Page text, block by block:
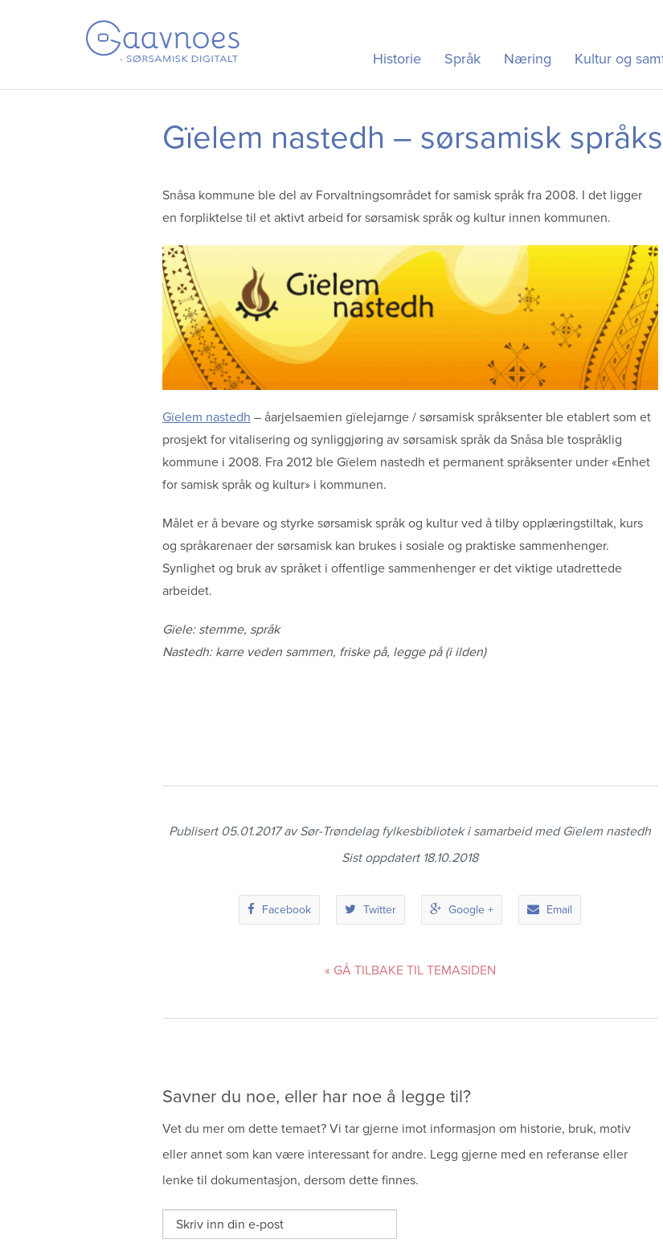
Gaavnoes
–
Sørsamisk
Digitalt
Historie Språk Næring Kultur og
Gïelem nastedh – sørsamisk
Snåsa kommune ble del av Forvaltningsområdet for samisk språk fra 2008. I det ligger
en forpliktelse til et aktivt arbeid for sørsamisk språk og kultur innen kommunen.
Gïelem nastedh – åarjelsaemien gïelejarnge / sørsamisk språksenter ble etablert som et
prosjekt for vitalisering og synliggjøring av sørsamisk språk da Snåsa ble tospråklig
kommune i 2008. Fra 2012 ble Gïelem nastedh et permanent språksenter under «Enhet
for samisk språk og kultur» i kommunen.
Målet er å bevare og styrke sørsamisk språk og kultur ved å tilby opplæringstiltak, kurs
og språkarenaer der sørsamisk kan brukes i sosiale og praktiske sammenhenger.
Synlighet og bruk av språket i offentlige sammenhenger er det viktige utadrettede
arbeidet.
Gïele: stemme, språk
Nastedh: karre veden sammen, friske på, legge på (i ilden)
Publisert 05.01.2017 av Sør-Trøndelag fylkesbibliotek i samarbeid med Gïelem nastedh
Sist oppdatert 18.10.2018
Facebook Twitter Google + Email
« GÅ TILBAKE TIL TEMASIDEN
Savner du noe, eller har noe å legge til?
Vet du mer om dette temaet? Vi tar gjerne imot informasjon om historie, bruk, motiv
eller annet som kan være interessant for andre. Legg gjerne med en referanse eller
lenke til dokumentasjon, dersom dette finnes.